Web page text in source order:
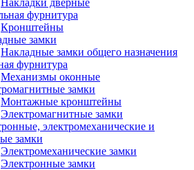
Накладки дверные
фурнитура
Кронштейны
замки
Накладные замки общего назначения
фурнитура
Механизмы оконные
замки
Монтажные кронштейны
Электромагнитные замки
электромеханические и
замки
Электромеханические замки
Электронные замки